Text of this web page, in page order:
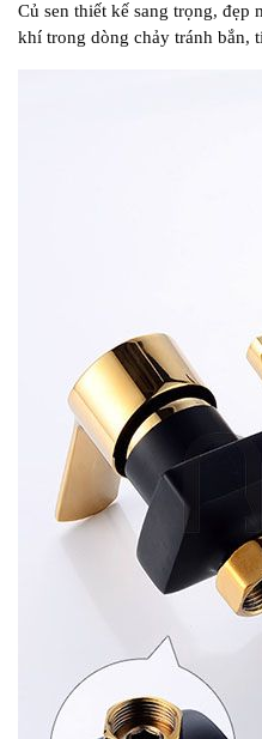
Củ sen thiết kế sang trọng,
khí trong dòng chảy tránh bắn,